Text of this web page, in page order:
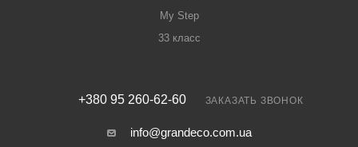
My Step
33 класс
+380 95 260-62-60 ЗАКАЗАТЬ ЗВОНОК
info@grandeco.com.ua